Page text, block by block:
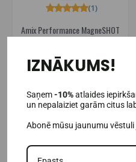
Amix Performance MagneSHOT
FORTE 60 ml.
(1)
1,95€
IELIKT GROZĀ
IZNĀKUMS!
Saņem-10%atlaides
un nepalaiziet garām citus
Abonē mūsu jaunumu